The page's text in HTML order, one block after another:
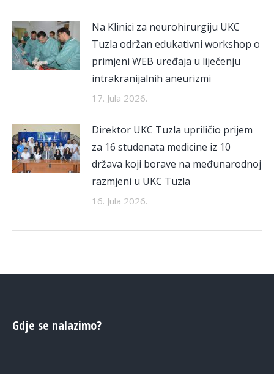
Na Klinici za neurohirurgiju UKC
Tuzla održan edukativni workshop o
primjeni WEB uređaja u liječenju
intrakranijalnih aneurizmi
17. Jula 2026.
Direktor UKC Tuzla upriličio prijem
za 16 studenata medicine iz 10
država koji borave na međunarodnoj
razmjeni u UKC Tuzla
16. Jula 2026.
Gdje se nalazimo?